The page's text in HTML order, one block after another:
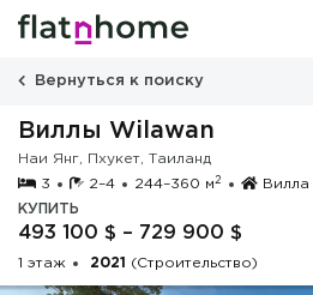
Вернуться к поиску
Виллы Wilawan
Наи Янг, Пхукет, Таиланд
3
2–4 244–360 м 2
Вилла
КУПИТЬ
493 100 $ – 729 900 $
1 этаж 2021 (Строительство)
(Строительство)